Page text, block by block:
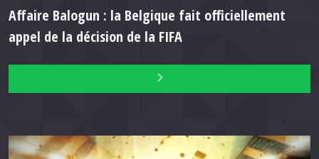
Affaire Balogun : la Belgique fait officiellement
appel de la décision de la FIFA